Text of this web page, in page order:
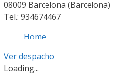
08009 Barcelona (Barcelona)
Tel.: 934674467
Home
Ver despacho
Loading...